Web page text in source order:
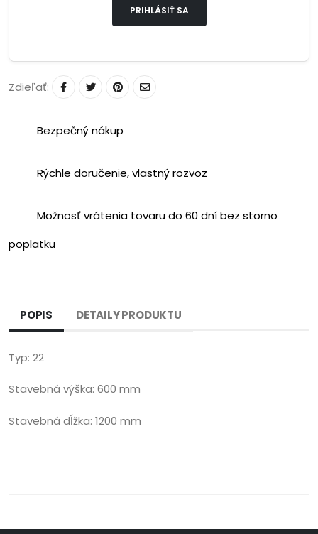
PRIHLÁSIŤ SA
Zdieľať:
Bezpečný nákup
Rýchle doručenie, vlastný rozvoz
Možnosť vrátenia tovaru do 60 dní bez storno
poplatku
POPIS DETAILY PRODUKTU
Typ: 22
Stavebná výška: 600 mm
Stavebná dĺžka: 1200 mm